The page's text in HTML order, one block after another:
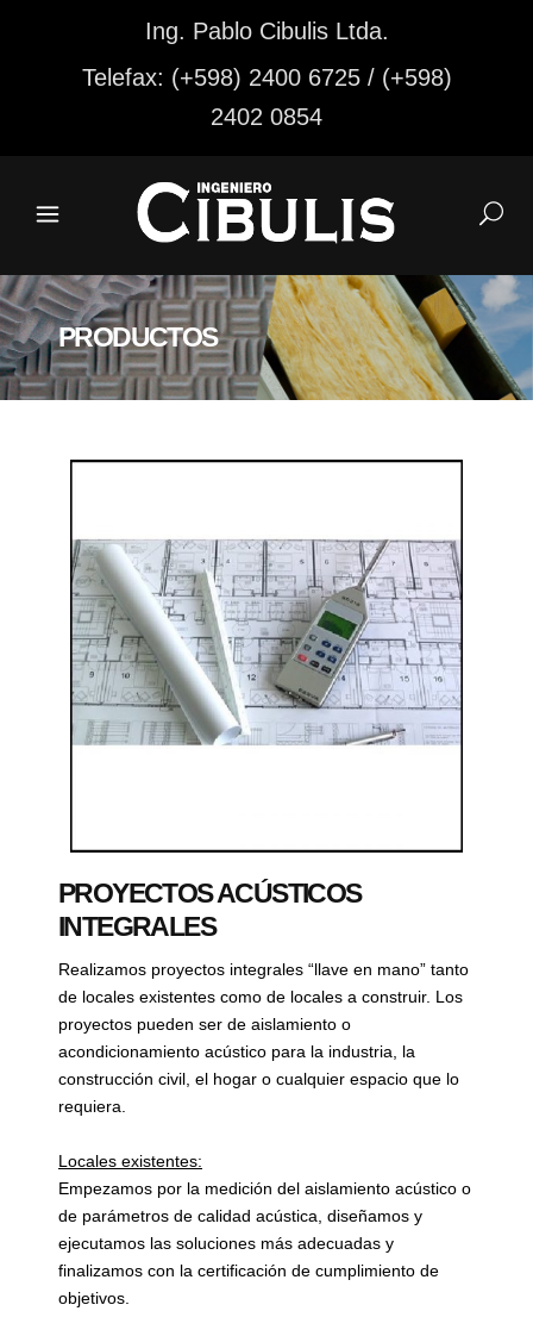
Ing. Pablo Cibulis Ltda.
Telefax: (+598) 2400 6725 / (+598)
2402 0854
PRODUCTOS
PROYECTOS ACÚSTICOS
INTEGRALES
Realizamos proyectos integrales “llave en mano” tanto
de locales existentes como de locales a construir. Los
proyectos pueden ser de aislamiento o
acondicionamiento acústico para la industria, la
construcción civil, el hogar o cualquier espacio que lo
requiera.
Locales existentes:
Empezamos por la medición del aislamiento acústico o
de parámetros de calidad acústica, diseñamos y
ejecutamos las soluciones más adecuadas y
finalizamos con la certificación de cumplimiento de
objetivos.